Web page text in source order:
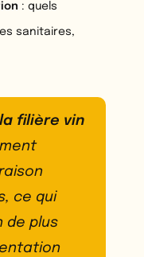
: quels
sanitaires,
filière vin
ce qui
de plus